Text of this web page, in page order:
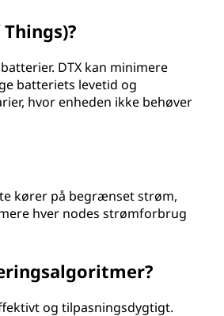
DTX kan minimere
batteriets levetid og
hvor enheden ikke behøver
kører på begrænset strøm,
hver nodes strømforbrug
og tilpasningsdygtigt.